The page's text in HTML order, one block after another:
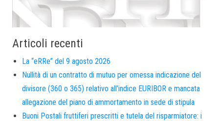
Articoli recenti
La “eRRe” del 9 agosto 2026
Nullità di un contratto di mutuo per omessa indicazione del
divisore (360 o 365) relativo all’indice EURIBOR e mancata
allegazione del piano di ammortamento in sede di stipula
Buoni Postali fruttiferi prescritti e tutela del risparmiatore: i